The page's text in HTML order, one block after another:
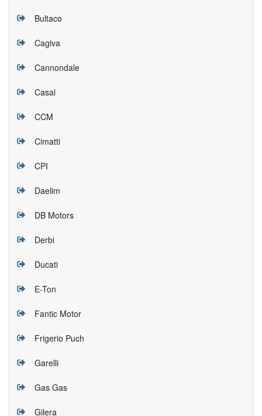
Bultaco
Cagiva
Cannondale
Casal
CCM
Cimatti
CPI
Daelim
DB Motors
Derbi
Ducati
E-Ton
Fantic Motor
Frigerio Puch
Garelli
Gas Gas
Gilera